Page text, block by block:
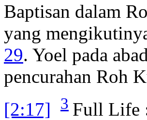
Baptisan dalam
yang
29. Yoel pada
pencurahan Roh
[2:17]
3 Full Life